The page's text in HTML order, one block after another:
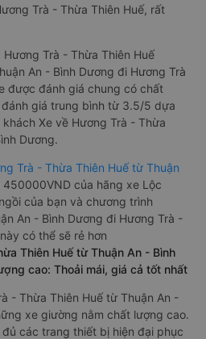
Trà - Thừa Thiên Huế, rất
Trà - Thừa Thiên Huế
An - Bình Dương đi Hương Trà
được đánh giá chung có chất
giá trung bình từ 3.5/5 dựa
Xe về Hương Trà - Thừa
Dương.
Trà - Thừa Thiên Huế từ Thuận
450000VND của hãng xe Lộc
của bạn và chương trình
An - Bình Dương đi Hương Trà -
có thể sẽ rẻ hơn
Thiên Huế từ Thuận An - Bình
cao: Thoải mái, giá cả tốt nhất
- Thừa Thiên Huế từ Thuận An -
xe giường nằm chất lượng cao.
các trang thiết bị hiện đại phục